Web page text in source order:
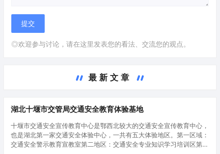
◎欢迎参与讨论，请在这里发表您的看法、交流您的观点。
最新文章
湖北十堰市交管局交通安全教育体验基地
十堰市交通安全宣传教育中心是鄂西北较大的交通安全宣传教育中心，
也是湖北第一家交通安全体验中心，一共有五大体验地区。第一区域：
交通安全警示教育宣教室第二地区：交通安全专业知识学习培训区第三